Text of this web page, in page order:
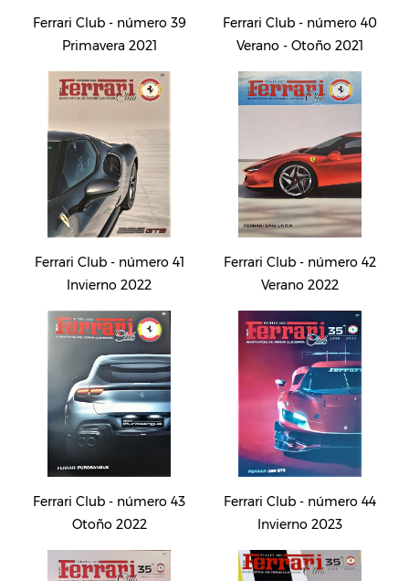
Ferrari Club - número 39
Primavera 2021
Ferrari Club - número 40
Verano - Otoño 2021
Ferrari Club - número 41
Invierno 2022
Ferrari Club - número 42
Verano 2022
Ferrari Club - número 43
Otoño 2022
Ferrari Club - número 44
Invierno 2023